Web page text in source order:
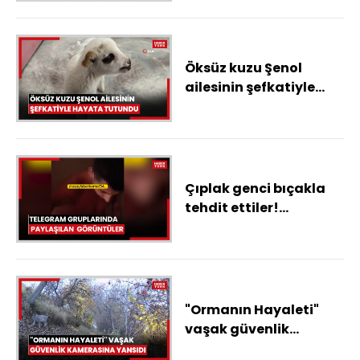
Öksüz kuzu Şenol
ailesinin şefkatiyle
Çıplak genci bıçakla
tehdit ettiler!
"Ormanın Hayaleti"
vaşak güvenlik